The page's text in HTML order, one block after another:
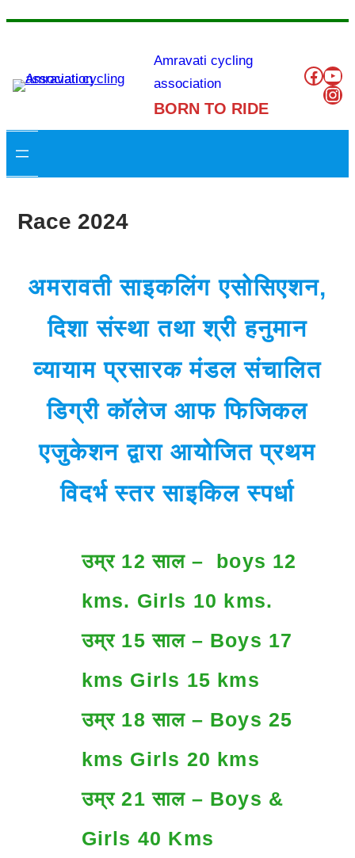
content
Amravati cycling
association
BORN TO RIDE
Like to our Our
Race 2024
अमरावती साइकलिंग एसोसिएशन,
दिशा संस्था तथा श्री हनुमान
व्यायाम प्रसारक मंडल संचालित
डिग्री कॉलेज आफ फिजिकल
एजुकेशन द्वारा आयोजित प्रथम
विदर्भ स्तर साइकिल स्पर्धा
उम्र 12 साल – boys 12
kms. Girls 10 kms.
उम्र 15 साल – Boys 17
kms Girls 15 kms
उम्र 18 साल – Boys 25
kms Girls 20 kms
उम्र 21 साल – Boys &
Girls 40 Kms